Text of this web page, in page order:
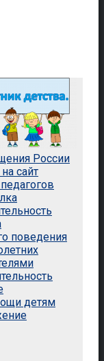
России
сайт
поведения
детям